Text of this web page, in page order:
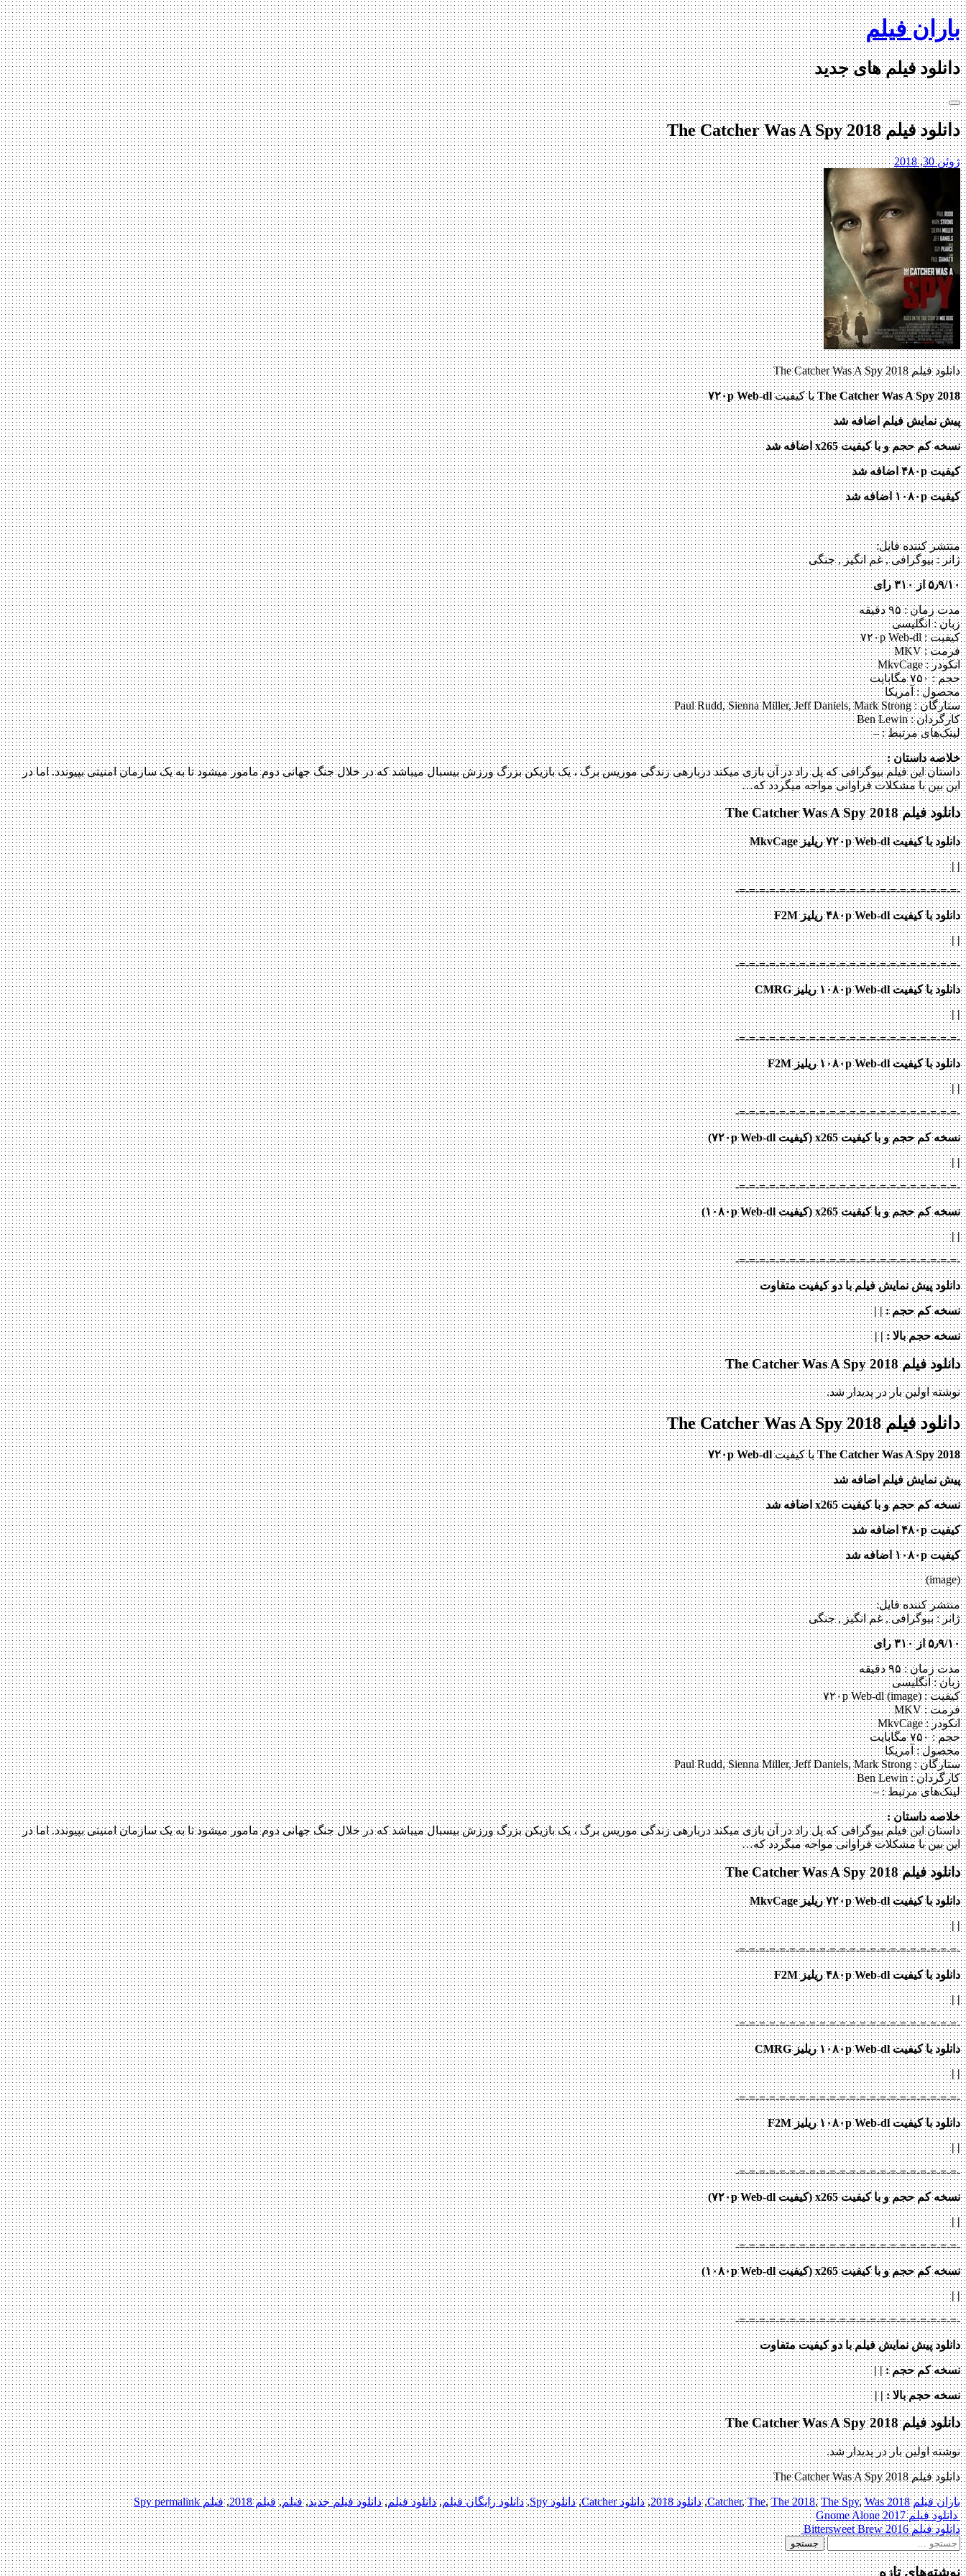
Skip
to
content
باران فیلم
دانلود فیلم های جدید
دانلود فیلم The Catcher Was A Spy 2018
ژوئن 30, 2018
دانلود فیلم The Catcher Was A Spy 2018
The Catcher Was A Spy 2018 با کیفیت۷۲۰p Web-dl
پیش نمایش فیلم اضافه شد
نسخه کم حجم و با کیفیت x265 اضافه شد
کیفیت ۴۸۰p اضافه شد
کیفیت ۱۰۸۰p اضافه شد
منتشر کننده فایل:
ژانر : بیوگرافی , غم انگیز , جنگی
۵٫۹/۱۰ از ۳۱۰ رای
مدت زمان : ۹۵ دقیقه
زبان : انگلیسی
کیفیت : ۷۲۰p Web-dl
فرمت : MKV
انکودر : MkvCage
حجم : ۷۵۰ مگابایت
محصول : آمریکا
ستارگان : Paul Rudd, Sienna Miller, Jeff Daniels, Mark Strong
کارگردان : Ben Lewin
لینک‌های مرتبط : –
خلاصه داستان :
داستان این فیلم بیوگرافی که پل راد در آن بازی می‎کند درباره‎ی زندگی موریس برگ ، یک بازیکن بزرگ ورزش بیسبال می‎باشد که در خلال جنگ جهانی دوم مامور می‎شود تا به یک سازمان امنیتی بپیوندد. اما در
این بین با مشکلات فراوانی مواجه می‎گردد که…
دانلود فیلم The Catcher Was A Spy 2018
دانلود با کیفیت ۷۲۰p Web-dl ریلیز MkvCage
|
|
-=-=-=-=-=-=-=-=-=-=-=-=-=-=-=-=-=-=-=-=-=-=-
دانلود با کیفیت ۴۸۰p Web-dl ریلیز F2M
|
|
-=-=-=-=-=-=-=-=-=-=-=-=-=-=-=-=-=-=-=-=-=-=-
دانلود با کیفیت ۱۰۸۰p Web-dl ریلیز CMRG
|
|
-=-=-=-=-=-=-=-=-=-=-=-=-=-=-=-=-=-=-=-=-=-=-
دانلود با کیفیت ۱۰۸۰p Web-dl ریلیز F2M
|
|
-=-=-=-=-=-=-=-=-=-=-=-=-=-=-=-=-=-=-=-=-=-=-
نسخه کم حجم و با کیفیت x265 (کیفیت ۷۲۰p Web-dl)
| |
-=-=-=-=-=-=-=-=-=-=-=-=-=-=-=-=-=-=-=-=-=-=-
نسخه کم حجم و با کیفیت x265 (کیفیت ۱۰۸۰p Web-dl)
| |
-=-=-=-=-=-=-=-=-=-=-=-=-=-=-=-=-=-=-=-=-=-=-
دانلود پیش نمایش فیلم با دو کیفیت متفاوت
نسخه کم حجم : | |
نسخه حجم بالا : | |
دانلود فیلم The Catcher Was A Spy 2018
نوشته اولین بار در پدیدار شد.
دانلود فیلم The Catcher Was A Spy 2018
The Catcher Was A Spy 2018 با کیفیت۷۲۰p Web-dl
پیش نمایش فیلم اضافه شد
نسخه کم حجم و با کیفیت x265 اضافه شد
کیفیت ۴۸۰p اضافه شد
کیفیت ۱۰۸۰p اضافه شد
(image)
منتشر کننده فایل:
ژانر : بیوگرافی , غم انگیز , جنگی
۵٫۹/۱۰ از ۳۱۰ رای
مدت زمان : ۹۵ دقیقه
زبان : انگلیسی
کیفیت : ۷۲۰p Web-dl (image)
فرمت : MKV
انکودر : MkvCage
حجم : ۷۵۰ مگابایت
محصول : آمریکا
ستارگان : Paul Rudd, Sienna Miller, Jeff Daniels, Mark Strong
کارگردان : Ben Lewin
لینک‌های مرتبط : –
خلاصه داستان :
داستان این فیلم بیوگرافی که پل راد در آن بازی می‎کند درباره‎ی زندگی موریس برگ ، یک بازیکن بزرگ ورزش بیسبال می‎باشد که در خلال جنگ جهانی دوم مامور می‎شود تا به یک سازمان امنیتی بپیوندد. اما در
این بین با مشکلات فراوانی مواجه می‎گردد که…
دانلود فیلم The Catcher Was A Spy 2018
دانلود با کیفیت ۷۲۰p Web-dl ریلیز MkvCage
|
|
-=-=-=-=-=-=-=-=-=-=-=-=-=-=-=-=-=-=-=-=-=-=-
دانلود با کیفیت ۴۸۰p Web-dl ریلیز F2M
|
|
-=-=-=-=-=-=-=-=-=-=-=-=-=-=-=-=-=-=-=-=-=-=-
دانلود با کیفیت ۱۰۸۰p Web-dl ریلیز CMRG
|
|
-=-=-=-=-=-=-=-=-=-=-=-=-=-=-=-=-=-=-=-=-=-=-
دانلود با کیفیت ۱۰۸۰p Web-dl ریلیز F2M
|
|
-=-=-=-=-=-=-=-=-=-=-=-=-=-=-=-=-=-=-=-=-=-=-
نسخه کم حجم و با کیفیت x265 (کیفیت ۷۲۰p Web-dl)
| |
-=-=-=-=-=-=-=-=-=-=-=-=-=-=-=-=-=-=-=-=-=-=-
نسخه کم حجم و با کیفیت x265 (کیفیت ۱۰۸۰p Web-dl)
| |
-=-=-=-=-=-=-=-=-=-=-=-=-=-=-=-=-=-=-=-=-=-=-
دانلود پیش نمایش فیلم با دو کیفیت متفاوت
نسخه کم حجم : | |
نسخه حجم بالا : | |
دانلود فیلم The Catcher Was A Spy 2018
نوشته اولین بار در پدیدار شد.
دانلود فیلم The Catcher Was A Spy 2018
باران فیلم 2018 Catcher
,The,The 2018, The Spy,Was
,دانلود 2018 ,دانلود Catcher ,دانلود Spy ,دانلود رایگان فیلم,دانلود فیلم,دانلود فیلم جدید,فیلم, فیلم 2018 ,فیلم Spy permalink
Post
navigation
دانلود فیلم Gnome Alone 2017
دانلود فیلم Bittersweet Brew 2016
جستجو
برای:
نوشته‌های تازه